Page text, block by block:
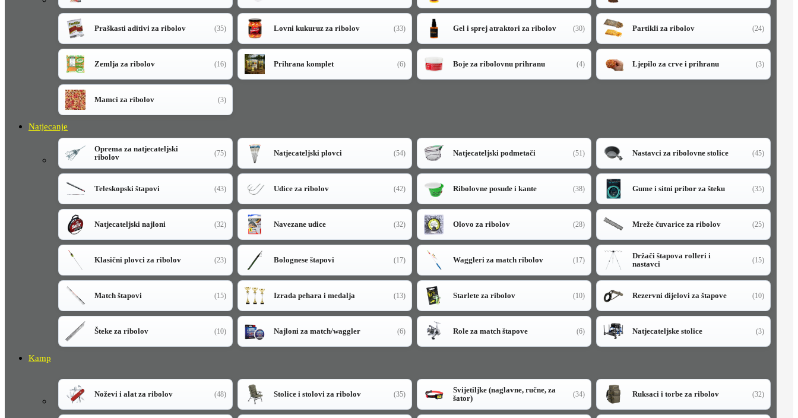
Praškasti aditivi za ribolov (35) Lovni kukuruz za ribolov (33) Gel i sprej atraktori za ribolov (30) Partikli za ribolov (24)
Zemlja za ribolov (16) Prihrana komplet (6) Boje za ribolovnu prihranu (4) Ljepilo za crve i prihranu (3)
Mamci za ribolov (3)
Natjecanje
Oprema za natjecateljski
ribolov
(75) Natjecateljski plovci (54) Natjecateljski podmetači (51) Nastavci za ribolovne stolice (45)
Teleskopski štapovi (43) Udice za ribolov (42) Ribolovne posude i kante (38) Gume i sitni pribor za šteku (35)
Natjecateljski najloni (32) Navezane udice (32) Olovo za ribolov (28) Mreže čuvarice za ribolov (25)
Klasični plovci za ribolov (23) Bolognese štapovi (17) Waggleri za match ribolov (17)
Držači štapova rolleri i
nastavci
(15)
Match štapovi (15) Izrada pehara i medalja (13) Starlete za ribolov (10) Rezervni dijelovi za štapove (10)
Šteke za ribolov (10) Najloni za match/waggler (6) Role za match štapove (6) Natjecateljske stolice (3)
Kamp
Noževi i alat za ribolov (48) Stolice i stolovi za ribolov (35)
Svijetiljke (naglavne, ručne, za
šator)
(34) Ruksaci i torbe za ribolov (32)